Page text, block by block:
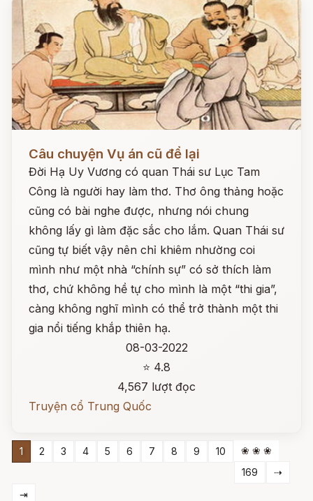
Câu chuyện Vụ án cũ để lại
Đời Hạ Uy Vương có quan Thái sư Lục Tam
Công là người hay làm thơ. Thơ ông thảng hoặc
cũng có bài nghe được, nhưng nói chung
không lấy gì làm đặc sắc cho lắm. Quan Thái sư
cũng tự biết vậy nên chỉ khiêm nhường coi
mình như một nhà “chính sự” có sở thích làm
thơ, chứ không hề tự cho mình là một “thi gia”,
càng không nghĩ mình có thể trở thành một thi
gia nổi tiếng khắp thiên hạ.
08-03-2022
⭐ 4.8
4,567 lượt đọc
Truyện cổ Trung Quốc
1 2 3 4 5 6 7 8 9 10
❀ ❀ ❀
169
⇢
⇥